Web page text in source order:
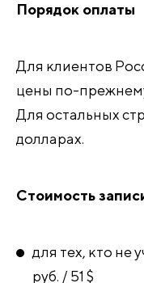
Порядок оплаты
Для клиентов
цены по-
Для остальных
долларах.
Стоимость
для тех, кто не
руб. / 51 $